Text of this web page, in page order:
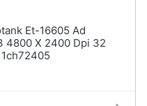
Et-16605 Ad
4800 X 2400 Dpi 32